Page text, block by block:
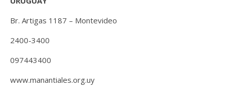
Br. Artigas 1187 – Montevideo
2400-3400
097443400
www.manantiales.org.uy